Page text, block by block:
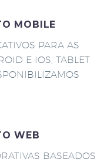
MOBILE
PARA AS
E IOS, TABLET
WEB
BASEADOS